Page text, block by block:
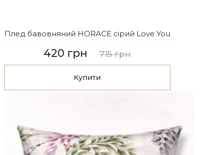
Плед бавовняний HORACE сірий Love You
420 грн 715 грн
Купити